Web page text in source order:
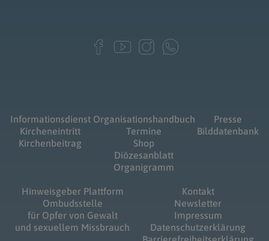
Informationsdienst
Kircheneintritt
Kirchenbeitrag
Organisationshandbuch
Termine
Shop
Diözesanblatt
Organigramm
Presse
Bilddatenbank
Hinweisgeber Plattform
Ombudsstelle
für Opfer von Gewalt
und sexuellem Missbrauch
Kontakt
Newsletter
Impressum
Datenschutzerklärung